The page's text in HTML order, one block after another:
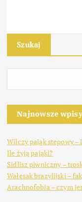
Szukaj
Najnowsze
Wilczy pająk stepowy –
Ile żyją pająki?
Sidlisz piwniczny –
Wałęsak brazylijski –
Arachnofobia – czym